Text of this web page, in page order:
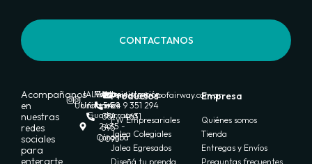
CONTACTANOS
Acompañanos
en
nuestras
redes
sociales
para
enterarte
JALEA
Uniformes
FW
Uniformes
Guadarrama
2435 -
Córdoba
Ventas:
+54 9
351
595
0095
Administración:
+54 9 351 294
4631
ventas@grupofairway.com.ar
Productos
FW Empresariales
Jalea Colegiales
Jalea Egresados
Diseñá tu prenda
Empresa
Quiénes somos
Tienda
Entregas y Envíos
Preguntas frecuentes